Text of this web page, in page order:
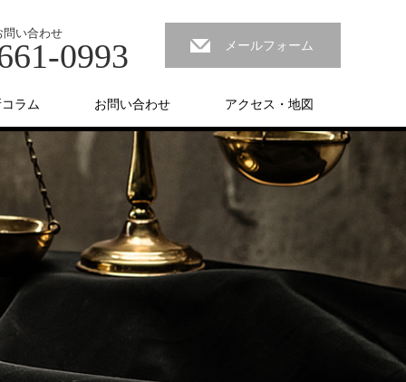
問い合わせ
0993 メールフォーム
ラム お問い合わせ アクセス・地図